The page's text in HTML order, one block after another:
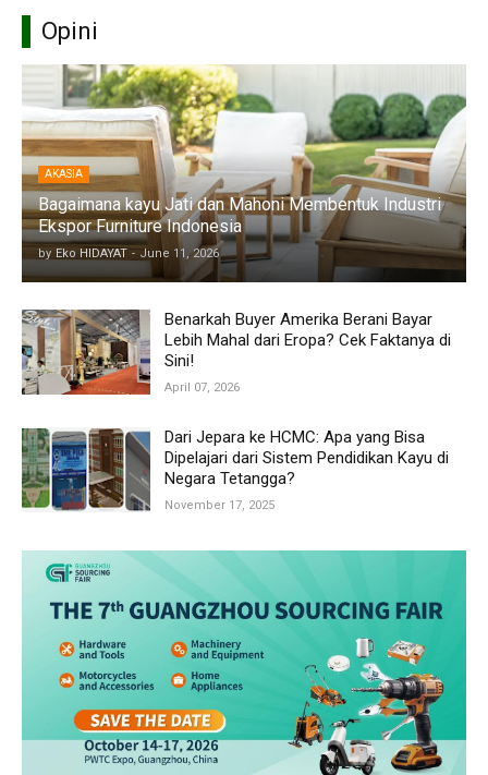
Opini
AKASIA
Bagaimana kayu Jati dan Mahoni Membentuk Industri
Ekspor Furniture Indonesia
by Eko HIDAYAT - June 11, 2026
Benarkah Buyer Amerika Berani Bayar
Lebih Mahal dari Eropa? Cek Faktanya di
Sini!
April 07, 2026
Dari Jepara ke HCMC: Apa yang Bisa
Dipelajari dari Sistem Pendidikan Kayu di
Negara Tetangga?
November 17, 2025